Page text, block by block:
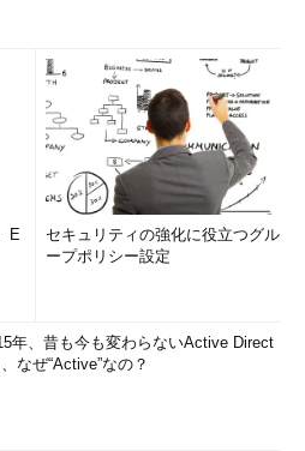
E
セキュリティの強化に役立つグル
ープポリシー設定
年、昔も今も変わらないActive Direct
なぜ“Active”なの？